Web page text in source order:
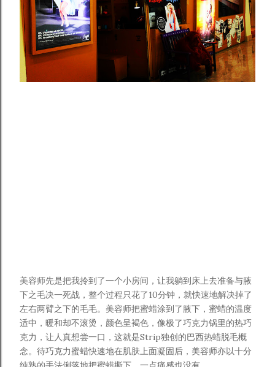
美容师先是把我拎到了一个小房间，让我躺到床上去准备与腋
下之毛决一死战，整个过程只花了10分钟，就快速地解决掉了
左右两臂之下的毛毛。美容师把蜜蜡涂到了腋下，蜜蜡的温度
适中，暖和却不滚烫，颜色呈褐色，像极了巧克力锅里的热巧
克力，让人真想尝一口，这就是Strip独创的巴西热蜡脱毛概
念。待巧克力蜜蜡快速地在肌肤上面凝固后，美容师亦以十分